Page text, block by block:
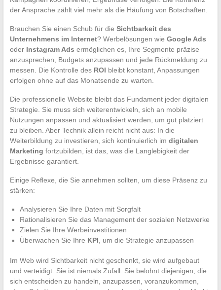
der Ansprache zählt viel mehr als die Häufung von Botschaften.
Brauchen Sie einen Schub für die Sichtbarkeit des
Unternehmens im Internet? Werbelösungen wie Google Ads
oder Instagram Ads ermöglichen es, Ihre Segmente präzise
anzusprechen, Budgets anzupassen und jede Rückmeldung zu
messen. Die Kontrolle des ROI bleibt konstant, Anpassungen
erfolgen ohne auf das Monatsende zu warten.
Die professionelle Website bleibt das Fundament jeder digitalen
Strategie. Sie muss sich weiterentwickeln, sich an mobile
Nutzungen anpassen und aktualisiert werden, um gut platziert
zu bleiben. Aber Technik allein reicht nicht aus: In die
Weiterbildung zu investieren, sich kontinuierlich im digitalen
Marketing fortzubilden, ist das, was die Langlebigkeit der
Ergebnisse garantiert.
Einige Reflexe, die Sie annehmen sollten, um diese Präsenz zu
stärken:
Analysieren Sie Ihre Daten mit Sorgfalt
Rationalisieren Sie das Management der sozialen Netzwerke
Zielen Sie Ihre Werbeinvestitionen
Überwachen Sie Ihre KPI , um die Strategie anzupassen
Im Web wird Sichtbarkeit nicht geschenkt, sie wird aufgebaut
und verteidigt. Sie ist niemals Zufall. Sie belohnt diejenigen, die
sich entscheiden zu handeln, anzupassen, voranzukommen,